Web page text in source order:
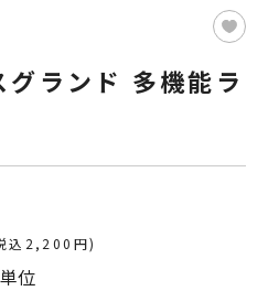
ランド 多機能ラ
込2,200円)
位